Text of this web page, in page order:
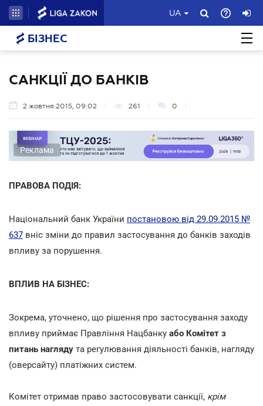
UA
БІЗНЕС
САНКЦІЇ ДО БАНКІВ
2 жовтня 2015, 09:02 261 0
Реклама
ПРАВОВА ПОДІЯ:
Національний банк України постановою від 29.09.2015 №
637 вніс зміни до правил застосування до банків заходів
впливу за порушення.
ВПЛИВ НА БІЗНЕС:
Зокрема, уточнено, що рішення про застосування заходу
впливу приймає Правління Нацбанку або Комітет з
питань нагляду та регулювання діяльності банків, нагляду
(оверсайту) платіжних систем.
Комітет отримав право застосовувати санкції, крім